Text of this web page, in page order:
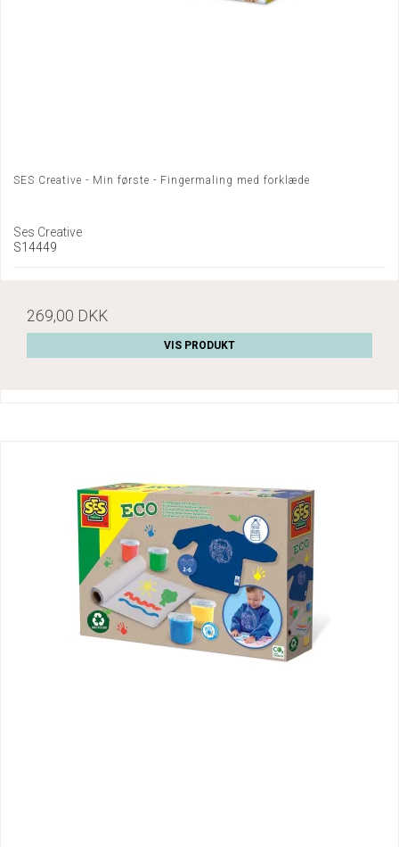
SES Creative - Min første - Fingermaling med forklæde
Ses Creative
S14449
269,00 DKK
VIS PRODUKT